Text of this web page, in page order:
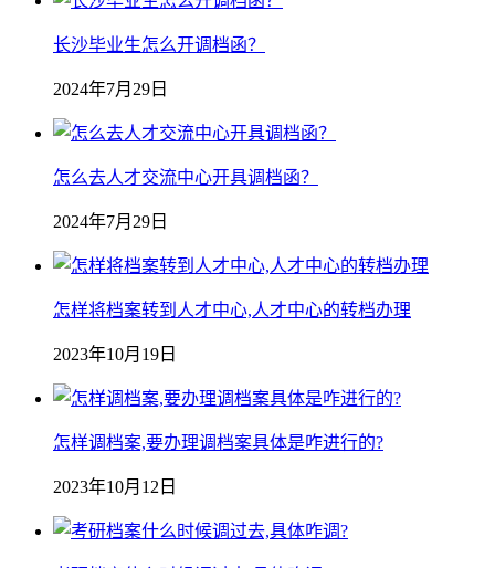
长沙毕业生怎么开调档函？
2024年7月29日
怎么去人才交流中心开具调档函？
2024年7月29日
怎样将档案转到人才中心,人才中心的转档办理
2023年10月19日
怎样调档案,要办理调档案具体是咋进行的?
2023年10月12日